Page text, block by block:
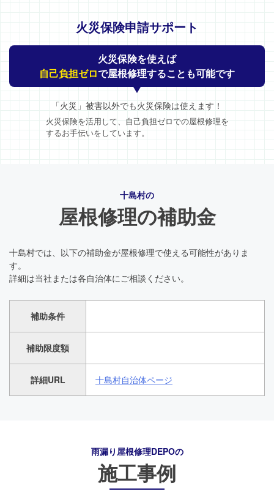
火災保険申請サポート
火災保険を使えば
自己負担ゼロで屋根修理することも可能です
「火災」被害以外でも火災保険は使えます！
火災保険を活用して、自己負担ゼロでの屋根修理を
するお手伝いをしています。
十島村の
屋根修理の補助金
十島村では、以下の補助金が屋根修理で使える可能性がありま
す。
詳細は当社または各自治体にご相談ください。
補助条件
補助限度額
詳細URL 十島村自治体ページ
雨漏り屋根修理DEPOの
施工事例